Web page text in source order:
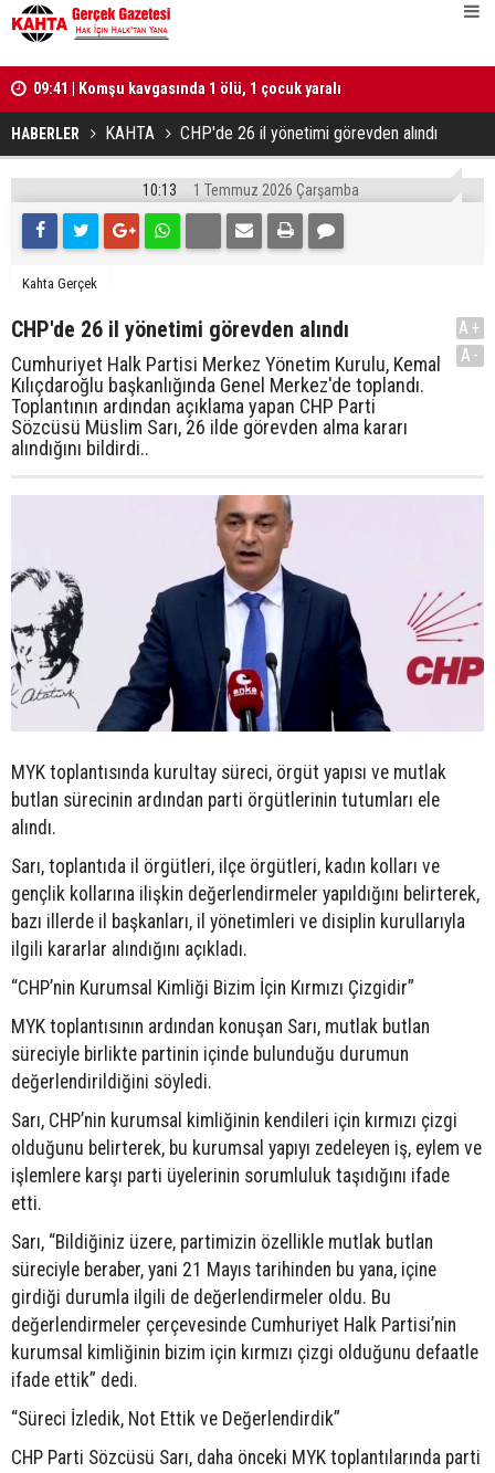
09:41 | Komşu kavgasında 1 ölü, 1 çocuk yaralı
hesabı
HABERLER KAHTA CHP'de 26 il yönetimi görevden alındı
10:13 1 Temmuz 2026 Çarşamba
Kahta Gerçek
CHP'de 26 il yönetimi görevden alındı
Cumhuriyet Halk Partisi Merkez Yönetim Kurulu, Kemal
Kılıçdaroğlu başkanlığında Genel Merkez'de toplandı.
Toplantının ardından açıklama yapan CHP Parti
Sözcüsü Müslim Sarı, 26 ilde görevden alma kararı
alındığını bildirdi..
A+
A-
MYK toplantısında kurultay süreci, örgüt yapısı ve mutlak
butlan sürecinin ardından parti örgütlerinin tutumları ele
alındı.
Sarı, toplantıda il örgütleri, ilçe örgütleri, kadın kolları ve
gençlik kollarına ilişkin değerlendirmeler yapıldığını belirterek,
bazı illerde il başkanları, il yönetimleri ve disiplin kurullarıyla
ilgili kararlar alındığını açıkladı.
“CHP’nin Kurumsal Kimliği Bizim İçin Kırmızı Çizgidir”
MYK toplantısının ardından konuşan Sarı, mutlak butlan
süreciyle birlikte partinin içinde bulunduğu durumun
değerlendirildiğini söyledi.
Sarı, CHP’nin kurumsal kimliğinin kendileri için kırmızı çizgi
olduğunu belirterek, bu kurumsal yapıyı zedeleyen iş, eylem ve
işlemlere karşı parti üyelerinin sorumluluk taşıdığını ifade
etti.
Sarı, “Bildiğiniz üzere, partimizin özellikle mutlak butlan
süreciyle beraber, yani 21 Mayıs tarihinden bu yana, içine
girdiği durumla ilgili de değerlendirmeler oldu. Bu
değerlendirmeler çerçevesinde Cumhuriyet Halk Partisi’nin
kurumsal kimliğinin bizim için kırmızı çizgi olduğunu defaatle
ifade ettik” dedi.
“Süreci İzledik, Not Ettik ve Değerlendirdik”
CHP Parti Sözcüsü Sarı, daha önceki MYK toplantılarında parti